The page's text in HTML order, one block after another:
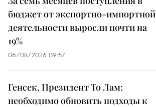
бюджет от экспортно-импортной
деятельности выросли почти на
19%
06/08/2026 09:57
Генсек, Президент То Лам:
необходимо обновить подходы к